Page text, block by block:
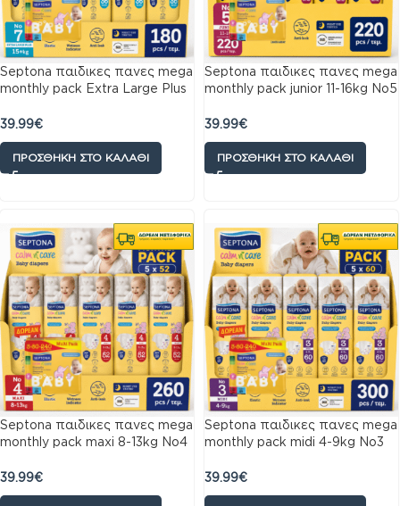
Septona παιδικες πανες mega
monthly pack Extra Large Plus
39.99€
ΠΡΟΣΘΉΚΗ ΣΤΟ ΚΑΛΆΘΙ
Septona παιδικες πανες mega
monthly pack junior 11-16kg No5
39.99€
ΠΡΟΣΘΉΚΗ ΣΤΟ ΚΑΛΆΘΙ
Septona παιδικες πανες mega
monthly pack maxi 8-13kg No4
39.99€
Septona παιδικες πανες mega
monthly pack midi 4-9kg No3
39.99€